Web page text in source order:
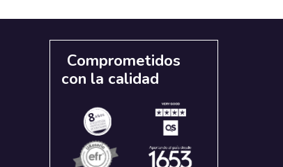
Comprometidos
con la calidad